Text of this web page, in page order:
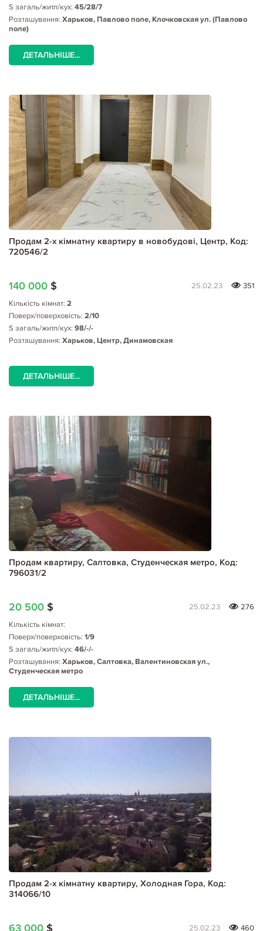
S загаль/житл/кух: 45/28/7
Розташування: Харьков, Павлово поле, Клочковская ул. (Павлово
поле)
ДЕТАЛЬНІШЕ...
Продам 2-х кімнатну квартиру в новобудові, Центр, Код:
720546/2
140 000 $ 25.02.23
351
Кількість кімнат: 2
Поверх/поверховість: 2/10
S загаль/житл/кух: 98/-/-
Розташування: Харьков, Центр, Динамовская
ДЕТАЛЬНІШЕ...
Продам квартиру, Салтовка, Студенческая метро, Код:
796031/2
20 500 $ 25.02.23
276
Кількість кімнат:
Поверх/поверховість: 1/9
S загаль/житл/кух: 46/-/-
Розташування: Харьков, Салтовка, Валентиновская ул.,
Студенческая метро
ДЕТАЛЬНІШЕ...
Продам 2-х кімнатну квартиру, Холодная Гора, Код:
314066/10
63 000 $ 25.02.23 460